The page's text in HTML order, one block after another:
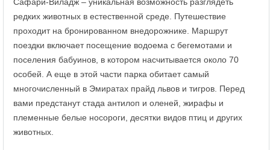
редких животных в естественной среде. Путешествие
проходит на бронированном внедорожнике. Маршрут
поездки включает посещение водоема с бегемотами и
поселения бабуинов, в котором насчитывается около 70
особей. А еще в этой части парка обитает самый
многочисленный в Эмиратах прайд львов и тигров. Перед
вами предстанут стада антилоп и оленей, жирафы и
племенные белые носороги, десятки видов птиц и других
животных.